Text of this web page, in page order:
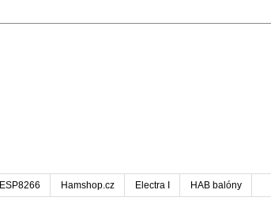
ESP8266 Hamshop.cz Electra I HAB balóny